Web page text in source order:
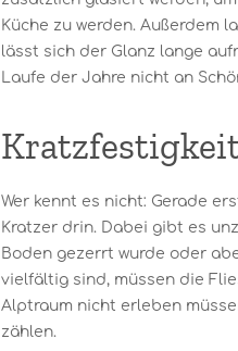
Küche zu werden. Außerdem
lässt sich der Glanz lange
Laufe der Jahre nicht an
Wer kennt es nicht: Gerade
Kratzer drin. Dabei gibt es
Boden gezerrt wurde oder
vielfältig sind, müssen die
Alptraum nicht erleben
zählen.